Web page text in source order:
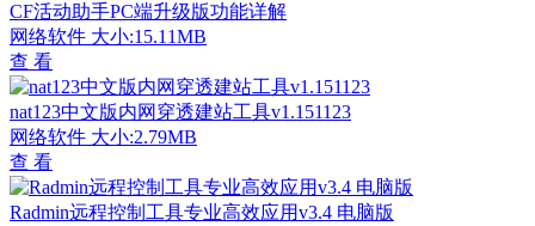
CF活动助手PC端升级版功能详解
网络软件 大小:15.11MB
查 看
nat123中文版内网穿透建站工具v1.151123
网络软件 大小:2.79MB
查 看
Radmin远程控制工具专业高效应用v3.4 电脑版